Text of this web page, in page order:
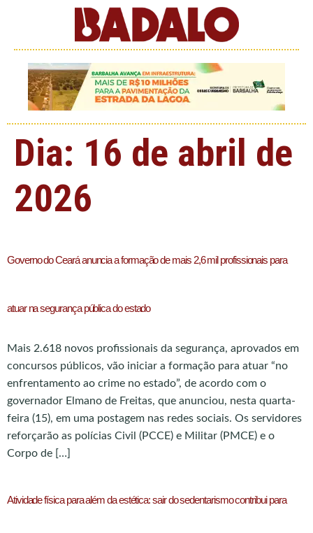
Dia: 16 de abril de
2026
Governo do Ceará anuncia a formação de mais 2,6 mil profissionais para
atuar na segurança pública do estado
Mais 2.618 novos profissionais da segurança, aprovados em
concursos públicos, vão iniciar a formação para atuar “no
enfrentamento ao crime no estado”, de acordo com o
governador Elmano de Freitas, que anunciou, nesta quarta-
feira (15), em uma postagem nas redes sociais. Os servidores
reforçarão as polícias Civil (PCCE) e Militar (PMCE) e o
Corpo de […]
Atividade física para além da estética: sair do sedentarismo contribui para